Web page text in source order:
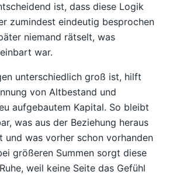
ist, dass diese Logik
zumindest eindeutig besprochen
niemand rätselt, was
war.
unterschiedlich groß ist, hilft
von Altbestand und
aufgebautem Kapital. So bleibt
was aus der Beziehung heraus
und was vorher schon vorhanden
größeren Summen sorgt diese
weil keine Seite das Gefühl